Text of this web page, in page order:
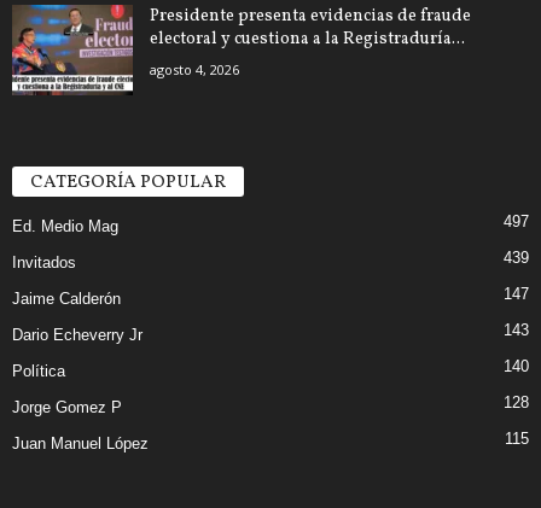
Presidente presenta evidencias de fraude
electoral y cuestiona a la Registraduría...
agosto 4, 2026
CATEGORÍA POPULAR
Ed. Medio Mag 497
Invitados 439
Jaime Calderón 147
Dario Echeverry Jr 143
Política 140
Jorge Gomez P 128
Juan Manuel López 115